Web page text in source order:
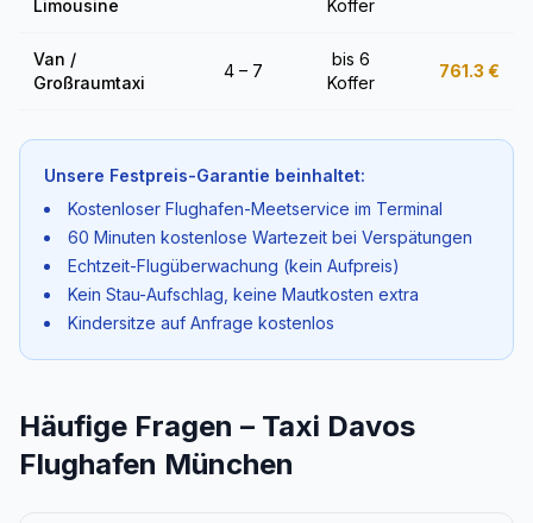
Limousine Koffer
Van /
Großraumtaxi
4 – 7
bis 6
Koffer
761.3 €
Unsere Festpreis-Garantie beinhaltet:
Kostenloser Flughafen-Meetservice im Terminal
60 Minuten kostenlose Wartezeit bei Verspätungen
Echtzeit-Flugüberwachung (kein Aufpreis)
Kein Stau-Aufschlag, keine Mautkosten extra
Kindersitze auf Anfrage kostenlos
Häufige Fragen – Taxi Davos
Flughafen München